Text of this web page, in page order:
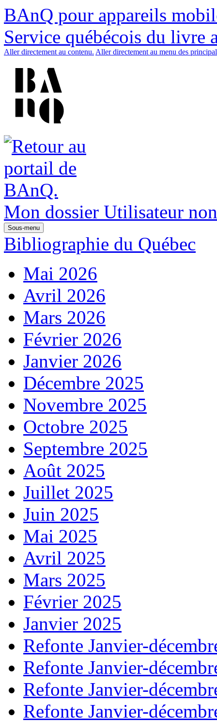
BAnQ pour appareils
Service québécois du livre
Aller directement au contenu. Aller directement au menu des
Mon dossier Utilisateur
Sous-menu
Bibliographie du Québec
Mai 2026
Avril 2026
Mars 2026
Février 2026
Janvier 2026
Décembre 2025
Novembre 2025
Octobre 2025
Septembre 2025
Août 2025
Juillet 2025
Juin 2025
Mai 2025
Avril 2025
Mars 2025
Février 2025
Janvier 2025
Refonte Janvier-
Refonte Janvier-
Refonte Janvier-
Refonte Janvier-